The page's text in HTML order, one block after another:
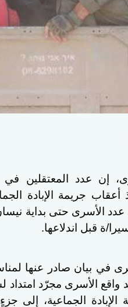
إن عدد المعتقلين في
83% منذ أعقاب جريمة
بيان صادر عنها
واقع الأسرى مجرّد امتداد
الجماعية، إلى